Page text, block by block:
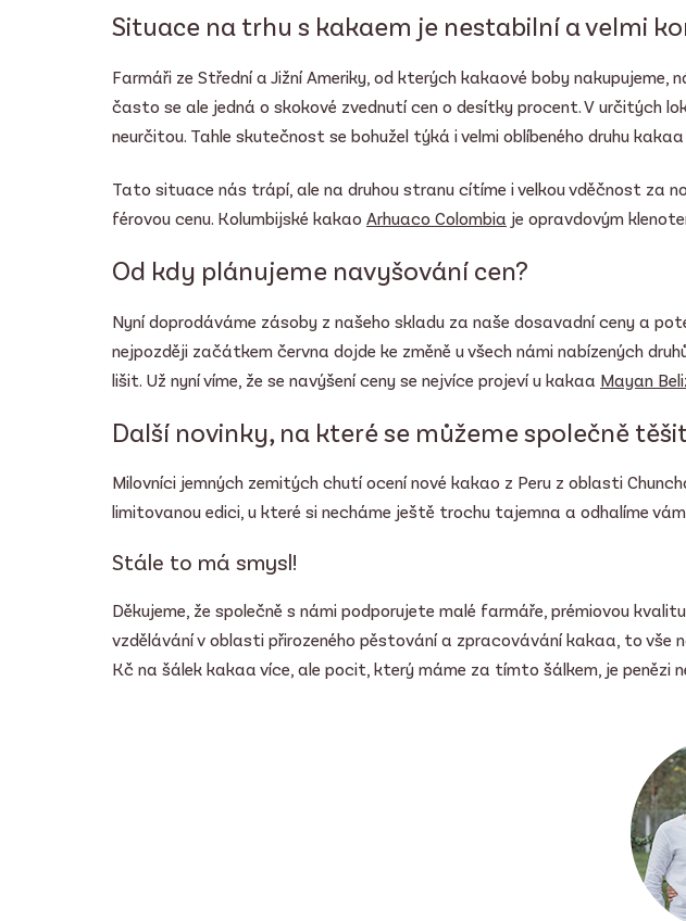
Situace na trhu s kakaem je nestabilní a velmi
Farmáři ze Střední a Jižní Ameriky, od kterých kakaové boby nakupujeme,
často se ale jedná o skokové zvednutí cen o desítky procent. V určitých
neurčitou. Tahle skutečnost se bohužel týká i velmi oblíbeného druhu
Tato situace nás trápí, ale na druhou stranu cítíme i velkou vděčnost za
férovou cenu. Kolumbijské kakao Arhuaco Colombia je opravdovým
Od kdy plánujeme navyšování cen?
Nyní doprodáváme zásoby z našeho skladu za naše dosavadní ceny a
nejpozději začátkem června dojde ke změně u všech námi nabízených
lišit. Už nyní víme, že se navýšení ceny se nejvíce projeví u kakaa Mayan
Další novinky, na které se můžeme společně těšit
Milovníci jemných zemitých chutí ocení nové kakao z Peru z oblasti
limitovanou edici, u které si necháme ještě trochu tajemna a odhalíme
Stále to má smysl!
Děkujeme, že společně s námi podporujete malé farmáře, prémiovou
vzdělávání v oblasti přirozeného pěstování a zpracovávání kakaa, to vše
Kč na šálek kakaa více, ale pocit, který máme za tímto šálkem, je penězi